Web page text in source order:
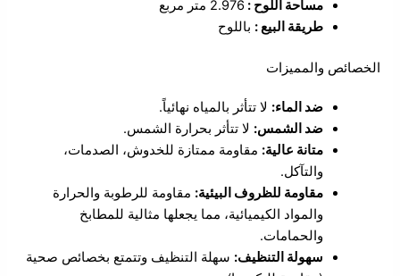
مساحة اللوح : 2.976 متر مربع
طريقة البيع : باللوح
الخصائص والمميزات
ضد الماء: لا تتأثر بالمياه نهائياً.
ضد الشمس: لا تتأثر بحرارة الشمس.
متانة عالية: مقاومة ممتازة للخدوش، الصدمات،
والتآكل.
مقاومة للظروف البيئية: مقاومة للرطوبة والحرارة
والمواد الكيميائية، مما يجعلها مثالية للمطابخ
والحمامات.
سهولة التنظيف: سهلة التنظيف وتتمتع بخصائص صحية